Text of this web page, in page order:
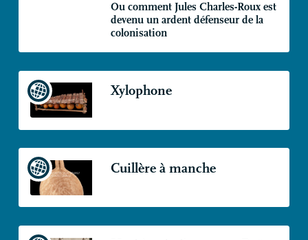
Ou comment Jules Charles-Roux est
devenu un ardent défenseur de la
colonisation
Xylophone
Cuillère à manche